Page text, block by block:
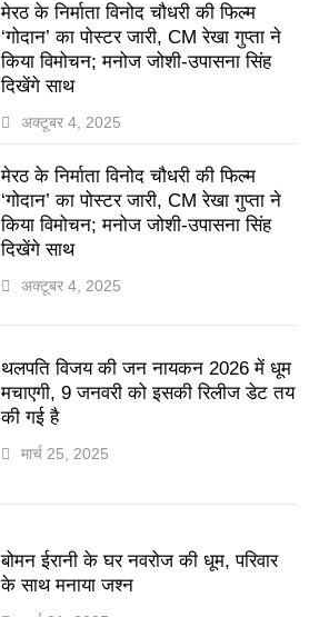
मेरठ के निर्माता विनोद चौधरी की फिल्म
‘गोदान’ का पोस्टर जारी, CM रेखा गुप्ता ने
किया विमोचन; मनोज जोशी-उपासना सिंह
दिखेंगे साथ
अक्टूबर 4, 2025
मेरठ के निर्माता विनोद चौधरी की फिल्म
‘गोदान’ का पोस्टर जारी, CM रेखा गुप्ता ने
किया विमोचन; मनोज जोशी-उपासना सिंह
दिखेंगे साथ
अक्टूबर 4, 2025
थलपति विजय की जन नायकन 2026 में धूम
मचाएगी, 9 जनवरी को इसकी रिलीज डेट तय
की गई है
मार्च 25, 2025
बोमन ईरानी के घर नवरोज की धूम, परिवार
के साथ मनाया जश्न